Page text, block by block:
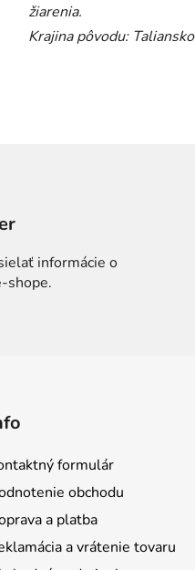
žiarenia.
Krajina pôvodu: Taliansko
informácie o
shope.
formulár
obchodu
a platba
a vrátenie tovaru